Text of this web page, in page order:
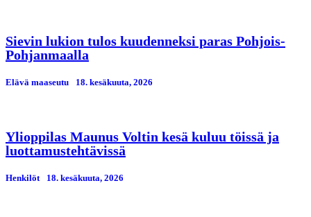
Sievin lukion tulos kuudenneksi paras Pohjois-
Pohjanmaalla
Elävä maaseutu 18. kesäkuuta, 2026
Ylioppilas Maunus Voltin kesä kuluu töissä ja
luottamustehtävissä
Henkilöt 18. kesäkuuta, 2026